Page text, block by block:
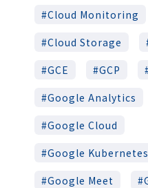
Cloud Monitoring
Cloud Storage
GCE
GCP
Google Analytics
Google Cloud
Google
Google Meet